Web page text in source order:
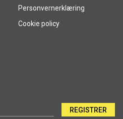
Personvernerklæring
Cookie policy
REGISTRER